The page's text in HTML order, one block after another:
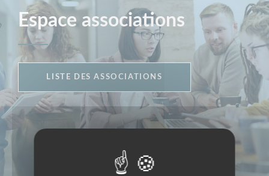
Espace associations
LISTE DES ASSOCIATIONS